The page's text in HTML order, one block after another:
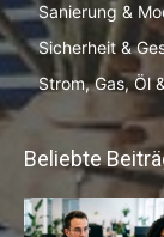
Sanierung &
Sicherheit &
Strom, Gas, Öl
Beliebte